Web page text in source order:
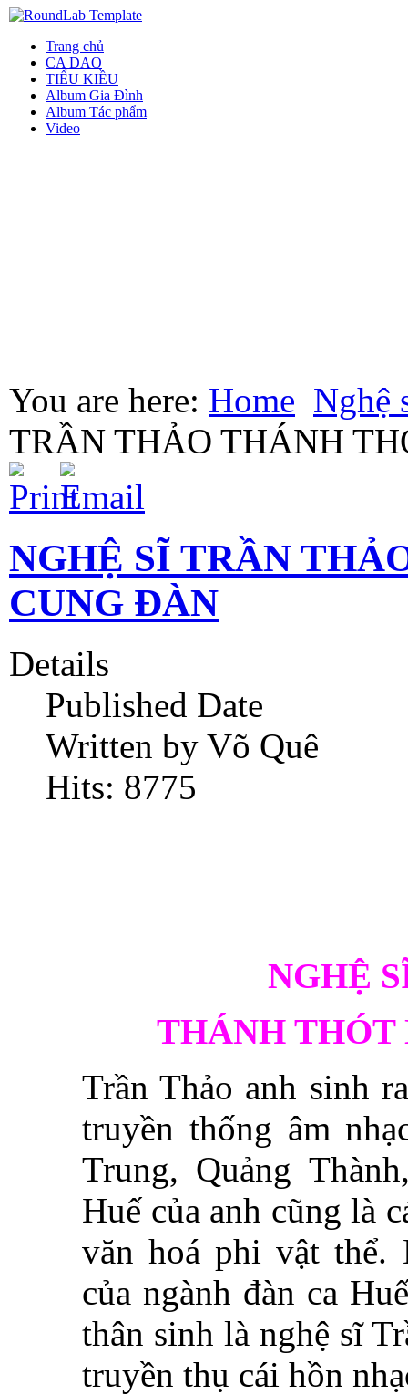
Trang chủ
CA DAO
TIỂU KIỀU
Album Gia Đình
Album Tác phẩm
Video
You are here: Home Nghệ
TRẦN THẢO THÁNH
NGHỆ SĨ TRẦN
CUNG ĐÀN
Details
Published Date
Written by Võ Quê
Hits: 8775
NGHỆ
THÁNH THÓT
Trần Thảo anh sinh
truyền thống âm
Trung, Quảng
Huế của anh cũng là
văn hoá phi vật thể.
của ngành đàn ca
thân sinh là nghệ sĩ
truyền thụ cái hồn